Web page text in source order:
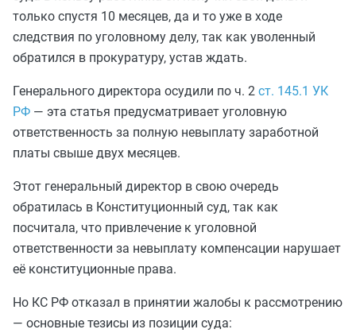
только спустя 10 месяцев, да и то уже в ходе
следствия по уголовному делу, так как уволенный
обратился в прокуратуру, устав ждать.
Генерального директора осудили по ч. 2 ст. 145.1 УК
РФ — эта статья предусматривает уголовную
ответственность за полную невыплату заработной
платы свыше двух месяцев.
Этот генеральный директор в свою очередь
обратилась в Конституционный суд, так как
посчитала, что привлечение к уголовной
ответственности за невыплату компенсации нарушает
её конституционные права.
Но КС РФ отказал в принятии жалобы к рассмотрению
— основные тезисы из позиции суда: